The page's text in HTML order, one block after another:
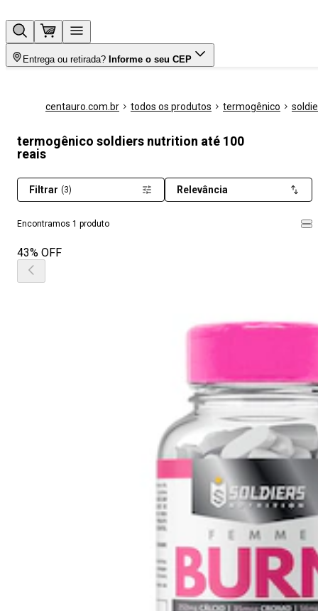
Entrega ou retirada? Informe o seu CEP
centauro.com.br todos os produtos termogênico
termogênico soldiers nutrition até 100
reais
Encontramos 1 produto
Filtrar (3) Relevância
43% OFF